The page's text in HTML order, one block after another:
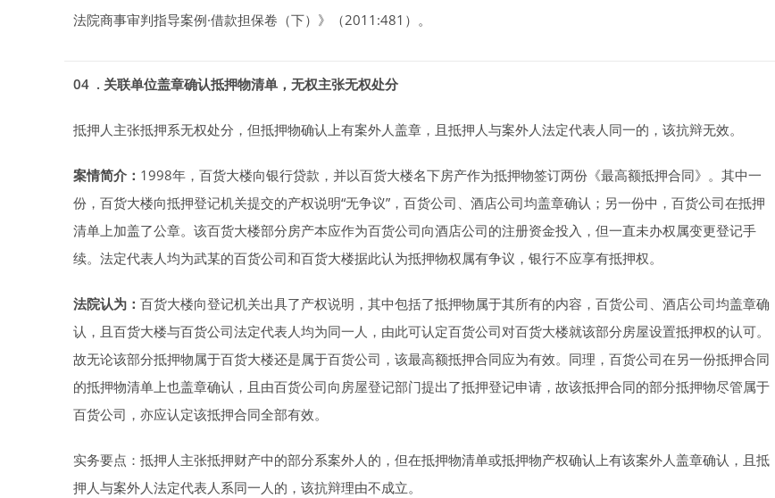
法院商事审判指导案例·借款担保卷（下）》（2011:481）。
04 . 关联单位盖章确认抵押物清单，无权主张无权处分
抵押人主张抵押系无权处分，但抵押物确认上有案外人盖章，且抵押人与案外人法定代表人同一的，该抗辩无效。
案情简介： 1998年，百货大楼向银行贷款，并以百货大楼名下房产作为抵押物签订两份《最高额抵押合同》。其中一
份，百货大楼向抵押登记机关提交的产权说明“无争议”，百货公司、酒店公司均盖章确认；另一份中，百货公司在抵押
清单上加盖了公章。该百货大楼部分房产本应作为百货公司向酒店公司的注册资金投入，但一直未办权属变更登记手
续。法定代表人均为武某的百货公司和百货大楼据此认为抵押物权属有争议，银行不应享有抵押权。
法院认为： 百货大楼向登记机关出具了产权说明，其中包括了抵押物属于其所有的内容，百货公司、酒店公司均盖章确
认，且百货大楼与百货公司法定代表人均为同一人，由此可认定百货公司对百货大楼就该部分房屋设置抵押权的认可。
故无论该部分抵押物属于百货大楼还是属于百货公司，该最高额抵押合同应为有效。同理，百货公司在另一份抵押合同
的抵押物清单上也盖章确认，且由百货公司向房屋登记部门提出了抵押登记申请，故该抵押合同的部分抵押物尽管属于
百货公司，亦应认定该抵押合同全部有效。
实务要点：抵押人主张抵押财产中的部分系案外人的，但在抵押物清单或抵押物产权确认上有该案外人盖章确认，且抵
押人与案外人法定代表人系同一人的，该抗辩理由不成立。